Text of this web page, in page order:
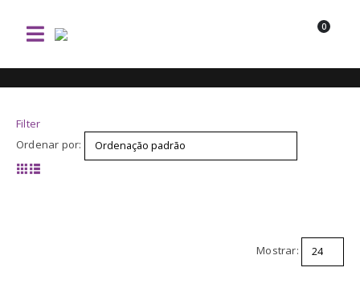
0
Filter
Ordenar por:
Mostrar: